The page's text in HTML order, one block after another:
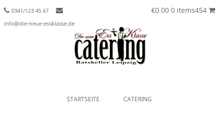
0341/123 45 67
info@die-neue-essklasse.de
€0.00 0 items454
Menu
SKIP TO CONTENT
STARTSEITE CATERING